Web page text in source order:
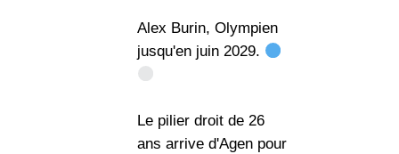
Alex Burin, Olympien
jusqu'en juin 2029.
Le pilier droit de 26
ans arrive d'Agen pour